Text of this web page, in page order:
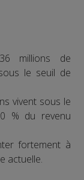
millions de
le seuil de
vivent sous le
% du revenu
fortement à
actuelle.